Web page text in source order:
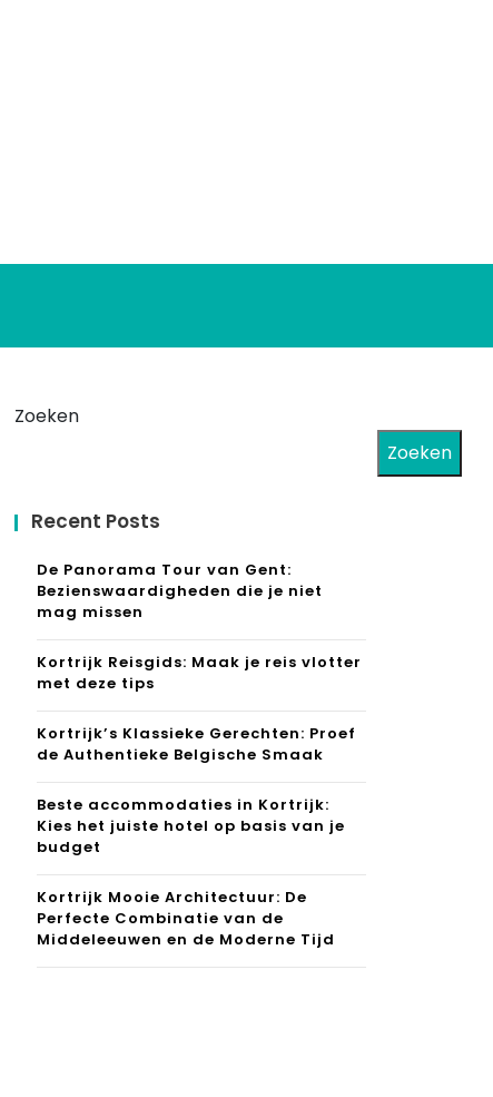
Zoeken
Zoeken
Recent Posts
De Panorama Tour van Gent:
Bezienswaardigheden die je niet
mag missen
Kortrijk Reisgids: Maak je reis vlotter
met deze tips
Kortrijk’s Klassieke Gerechten: Proef
de Authentieke Belgische Smaak
Beste accommodaties in Kortrijk:
Kies het juiste hotel op basis van je
budget
Kortrijk Mooie Architectuur: De
Perfecte Combinatie van de
Middeleeuwen en de Moderne Tijd